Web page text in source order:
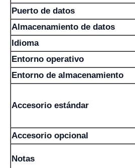
Puerto de datos
Almacenamiento de datos
Idioma
Entorno operativo
Entorno de almacenamiento
Accesorio estándar
Accesorio opcional
Notas